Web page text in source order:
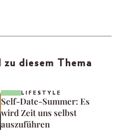
diesem Thema
LIFESTYLE
Self-Date-Summer: Es
wird Zeit uns selbst
auszuführen